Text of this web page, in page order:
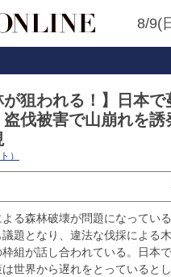
8/9(
が狙われる！】日本
伐被害で山崩れを誘
）
る森林破壊が問題になってい
議題となり、違法な伐採による
組が話し合われている。日本
世界から遅れをとっていると